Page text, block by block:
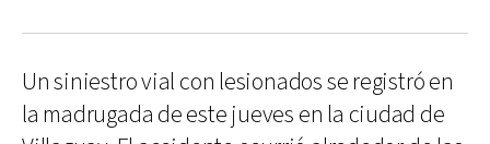
Un siniestro vial con lesionados se registró en
la madrugada de este jueves en la ciudad de